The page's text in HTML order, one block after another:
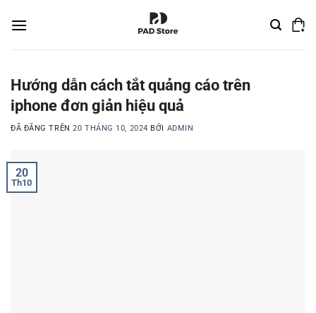
đến
Hướng dẫn cách tắt quảng cáo trên
iphone đơn giản hiệu quả
ĐÃ ĐĂNG TRÊN20 THÁNG 10, 2024 BỞI ADMIN
20
Th10